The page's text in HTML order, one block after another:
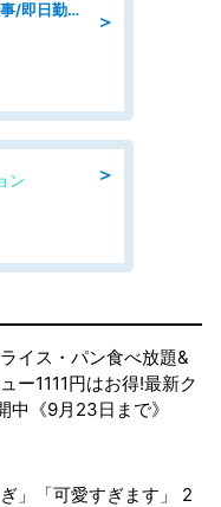
＞
経理/病院での経理事務のお仕事/即日勤務可/車通勤可/経理/一般事務
＞
ン
イス・パン食べ放題&
ー1111円はお得!最新ク
中《9月23日まで》
」「可愛すぎます」 2